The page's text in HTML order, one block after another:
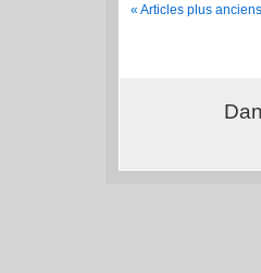
« Articles plus anciens